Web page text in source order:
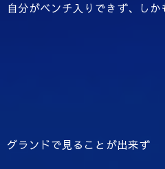
自分がベンチ入りできず、しか
グランドで見ることが出来ず